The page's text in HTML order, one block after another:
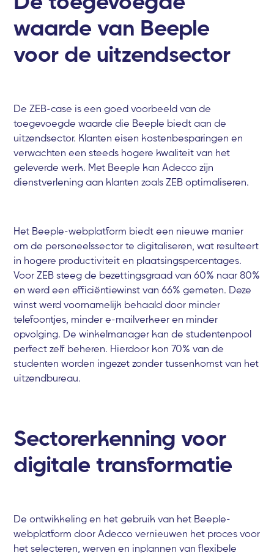
waarde van Beeple
voor de uitzendsector
De ZEB-case is een goed voorbeeld van de
toegevoegde waarde die Beeple biedt aan de
uitzendsector. Klanten eisen kostenbesparingen en
verwachten een steeds hogere kwaliteit van het
geleverde werk. Met Beeple kan Adecco zijn
dienstverlening aan klanten zoals ZEB optimaliseren.
Het Beeple-webplatform biedt een nieuwe manier
om de personeelssector te digitaliseren, wat resulteert
in hogere productiviteit en plaatsingspercentages.
Voor ZEB steeg de bezettingsgraad van 60% naar 80%
en werd een efficiëntiewinst van 66% gemeten. Deze
winst werd voornamelijk behaald door minder
telefoontjes, minder e-mailverkeer en minder
opvolging. De winkelmanager kan de studentenpool
perfect zelf beheren. Hierdoor kon 70% van de
studenten worden ingezet zonder tussenkomst van het
uitzendbureau.
Sectorerkenning voor
digitale transformatie
De ontwikkeling en het gebruik van het Beeple-
webplatform door Adecco vernieuwen het proces voor
het selecteren, werven en inplannen van flexibele